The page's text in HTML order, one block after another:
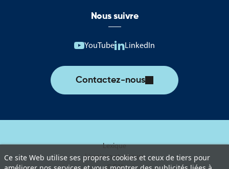
Ce site Web utilise ses propres cookies et ceux de tiers pour
Nous suivre
YouTube LinkedIn
Contactez-nous
Lexique
Livraison et retours